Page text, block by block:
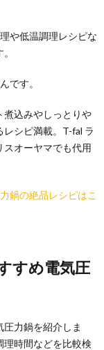
や低温調理レシピな
です。
煮込みやしっとりや
シピ満載。T-fal ラ
スオーヤマでも代用
鍋の絶品レシピはこ
すめ電気圧
力鍋を紹介しま
時間などを比較検